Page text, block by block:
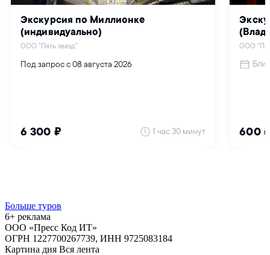
Больше туров
6+ реклама
ООО «Пресс Код ИТ»
ОГРН 1227700267739, ИНН 9725083184
Картина дня Вся лента